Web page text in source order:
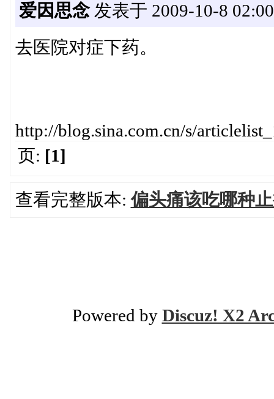
爱因思念发表于 2009-10-8
去医院对症下药。
http://blog.sina.com.cn/s/
页: [1]
查看完整版本:偏头痛该吃哪种
Powered by Discuz! X2